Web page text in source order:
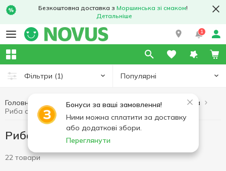
Безкоштовна доставка з Моршинська зі смаком!
Детальніше
1
Фільтри (1) Популярні
Бонуси за ваші замовлення!
Ними можна сплатити за доставку
або додаткові збори.
Переглянути
Головна Риба та морепродукти
Риба охолоджена
Риба охолоджена Україна
22 товари